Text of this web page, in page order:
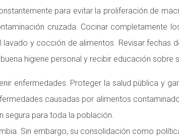
para evitar la proliferación de
cruzada. Cocinar completamente
y cocción de alimentos. Revisar fechas
higiene personal y recibir educación sobre
enfermedades. Proteger la salud pública y
causadas por alimentos
segura para toda la población.
Sin embargo, su consolidación como